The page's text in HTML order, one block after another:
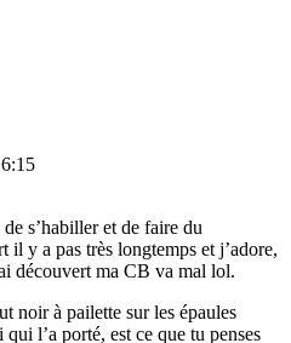
s’habiller et de faire du
il y a pas très longtemps et j’adore,
découvert ma CB va mal lol.
noir à pailette sur les épaules
l’a porté, est ce que tu penses